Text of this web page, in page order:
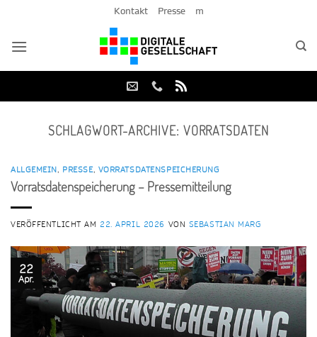
springen
Kontakt Presse m
SCHLAGWORT-ARCHIVE: VORRATSDATEN
ALLGEMEIN, PRESSE, VORRATSDATENSPEICHERUNG
Vorratsdatenspeicherung – Pressemitteilung
VERÖFFENTLICHT AM 22. APRIL 2026 VON SEBASTIAN MARG
22
Apr.